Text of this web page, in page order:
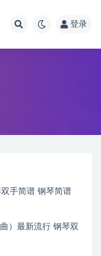
登录
手简谱 钢琴简谱
）最新流行 钢琴双